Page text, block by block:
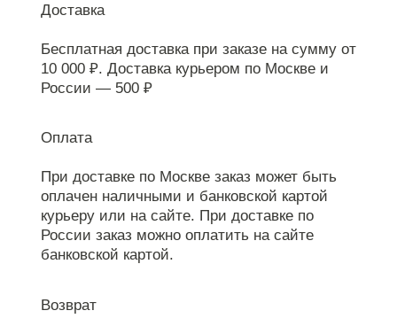
Доставка
Бесплатная доставка при заказе на сумму от
10 000 ₽. Доставка курьером по Москве и
России — 500 ₽
Оплата
При доставке по Москве заказ может быть
оплачен наличными и банковской картой
курьеру или на сайте. При доставке по
России заказ можно оплатить на сайте
банковской картой.
Возврат